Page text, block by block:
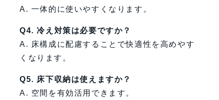
A. 一体的に使いやすくなります。
Q4. 冷え対策は必要ですか？
A. 床構成に配慮することで快適性を高めやす
くなります。
Q5. 床下収納は使えますか？
A. 空間を有効活用できます。